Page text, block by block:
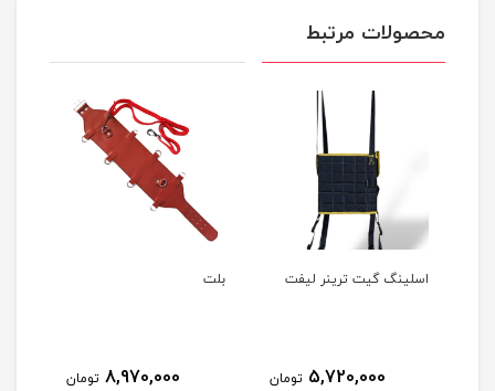
محصولات مرتبط
اسلینگ گیت ترینر لیفت
5,720,000 تومان
بلت
8,970,000 تومان